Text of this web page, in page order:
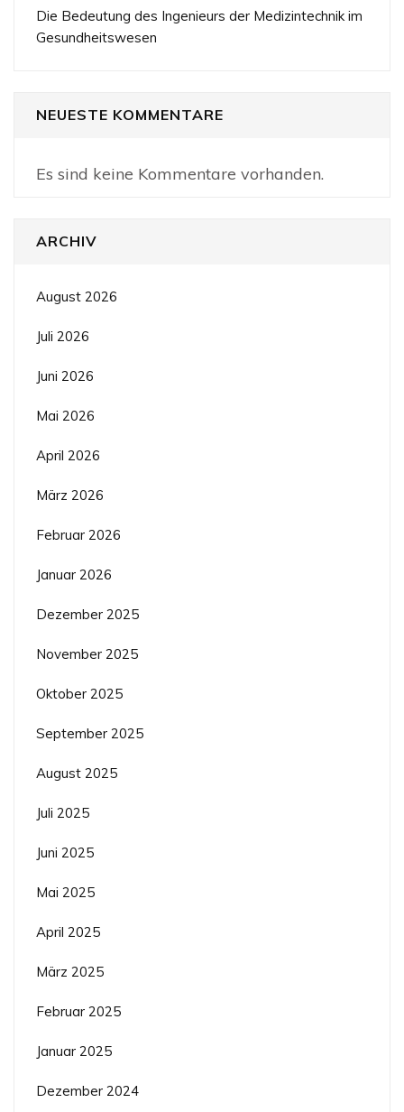
Die Bedeutung des Ingenieurs der Medizintechnik im
Gesundheitswesen
NEUESTE KOMMENTARE
Es sind keine Kommentare vorhanden.
ARCHIV
August 2026
Juli 2026
Juni 2026
Mai 2026
April 2026
März 2026
Februar 2026
Januar 2026
Dezember 2025
November 2025
Oktober 2025
September 2025
August 2025
Juli 2025
Juni 2025
Mai 2025
April 2025
März 2025
Februar 2025
Januar 2025
Dezember 2024